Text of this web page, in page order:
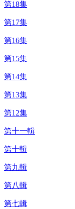
第18集
第17集
第16集
第15集
第14集
第13集
第12集
第十一輯
第十輯
第九輯
第八輯
第七輯